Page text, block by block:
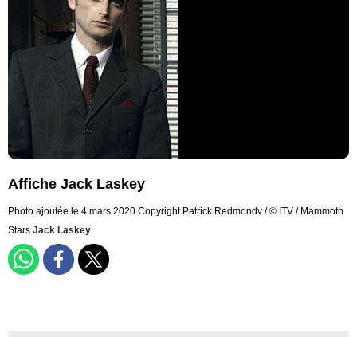
Affiche Jack Laskey
Photo ajoutée le 4 mars 2020 Copyright Patrick Redmondv / © ITV / Mammoth
Stars Jack Laskey